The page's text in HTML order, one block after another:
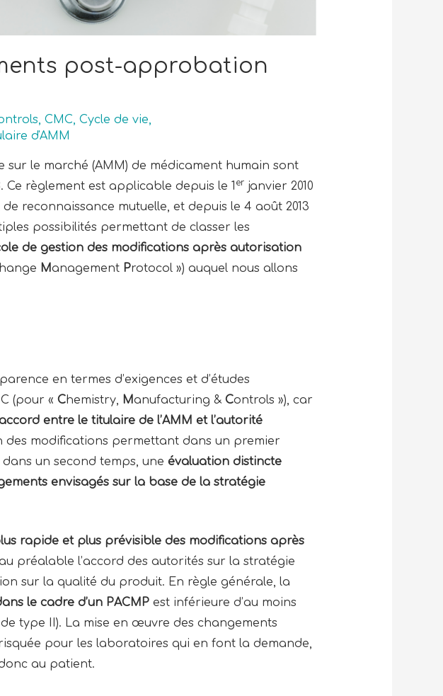
post-approbation
, CMC, Cycle de vie,
d'AMM
le marché (AMM) de médicament humain sont
Ce règlement est applicable depuis le 1 er janvier 2010
reconnaissance mutuelle, et depuis le 4 août 2013
possibilités permettant de classer les
de gestion des modifications après autorisation
Management Protocol ») auquel nous allons
en termes d’exigences et d’études
(pour « Chemistry, Manufacturing & Controls »), car
entre le titulaire de l’AMM et l’autorité
des modifications permettant dans un premier
un second temps, une évaluation distincte
envisagés sur la base de la stratégie
rapide et plus prévisible des modifications après
préalable l’accord des autorités sur la stratégie
sur la qualité du produit. En règle générale, la
le cadre d’un PACMPest inférieure d’au moins
type II). La mise en œuvre des changements
pour les laboratoires qui en font la demande,
au patient.